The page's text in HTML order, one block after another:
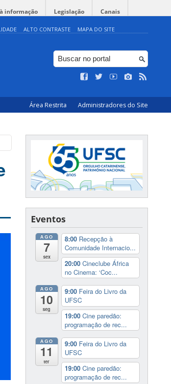
informação Legislação Canais
ALTO CONTRASTE MAPA DO SITE
Área Restrita Administradores do Site
Eventos
AGO
7
sex
8:00 Recepção à
Comunidade Internacio...
20:00 Cineclube África
no Cinema: ‘Coc...
AGO
10
seg
9:00 Feira do Livro da
UFSC
19:00 Cine paredão:
programação de rec...
AGO
11
ter
9:00 Feira do Livro da
UFSC
19:00 Cine paredão:
programação de rec...